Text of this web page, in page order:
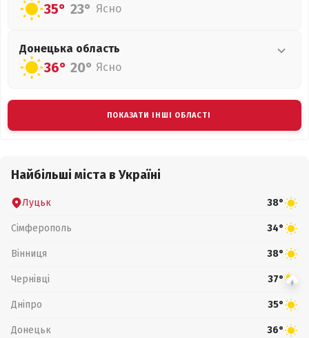
35° 23° Ясно
Донецька область
36° 20° Ясно
ПОКАЗАТИ ІНШІ ОБЛАСТІ
Найбільші міста в Україні
Луцьк 38°
Сімферополь 34°
Вінниця 38°
Чернівці 37°
Дніпро 35°
Донецьк 36°